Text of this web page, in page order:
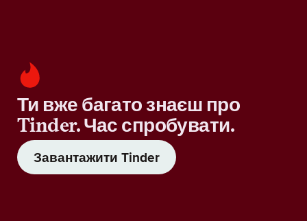
Ти вже багато знаєш про
Tinder. Час спробувати.
Завантажити Tinder